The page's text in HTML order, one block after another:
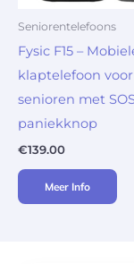
Seniorentelefoons
Fysic F15 –
klaptelefoon voor
senioren met
paniekknop
€139.00
Meer Info